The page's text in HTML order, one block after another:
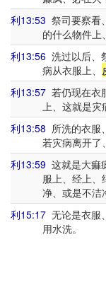
利13:53 祭司要察看
的什么物件上
利13:56 洗过以后、
病从衣服上、
利13:57 若仍现在衣
上、这就是灾
利13:58 所洗的衣服
若灾病离开了
利13:59 这就是大痲
服上、经上、
净、或是不洁
利15:17 无论是衣服
用水洗。